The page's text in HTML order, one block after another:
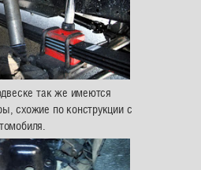
так же имеются
схожие по конструкции с